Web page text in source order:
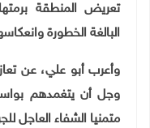
تعريض المنطقة
البالغة الخطورة
وأعرب أبو علي، عن
وجل أن يتغمدهم
متمنيا الشفاء العاجل